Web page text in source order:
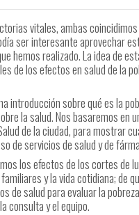
vitales, ambas
ser interesante aprovechar
hemos realizado. La idea de
de los efectos en salud de la
introducción sobre qué es la
la salud. Nos basaremos en
de la ciudad, para mostrar
de servicios de salud y de
los efectos de los cortes de
y la vida cotidiana; de
de salud para evaluar la
consulta y el equipo.